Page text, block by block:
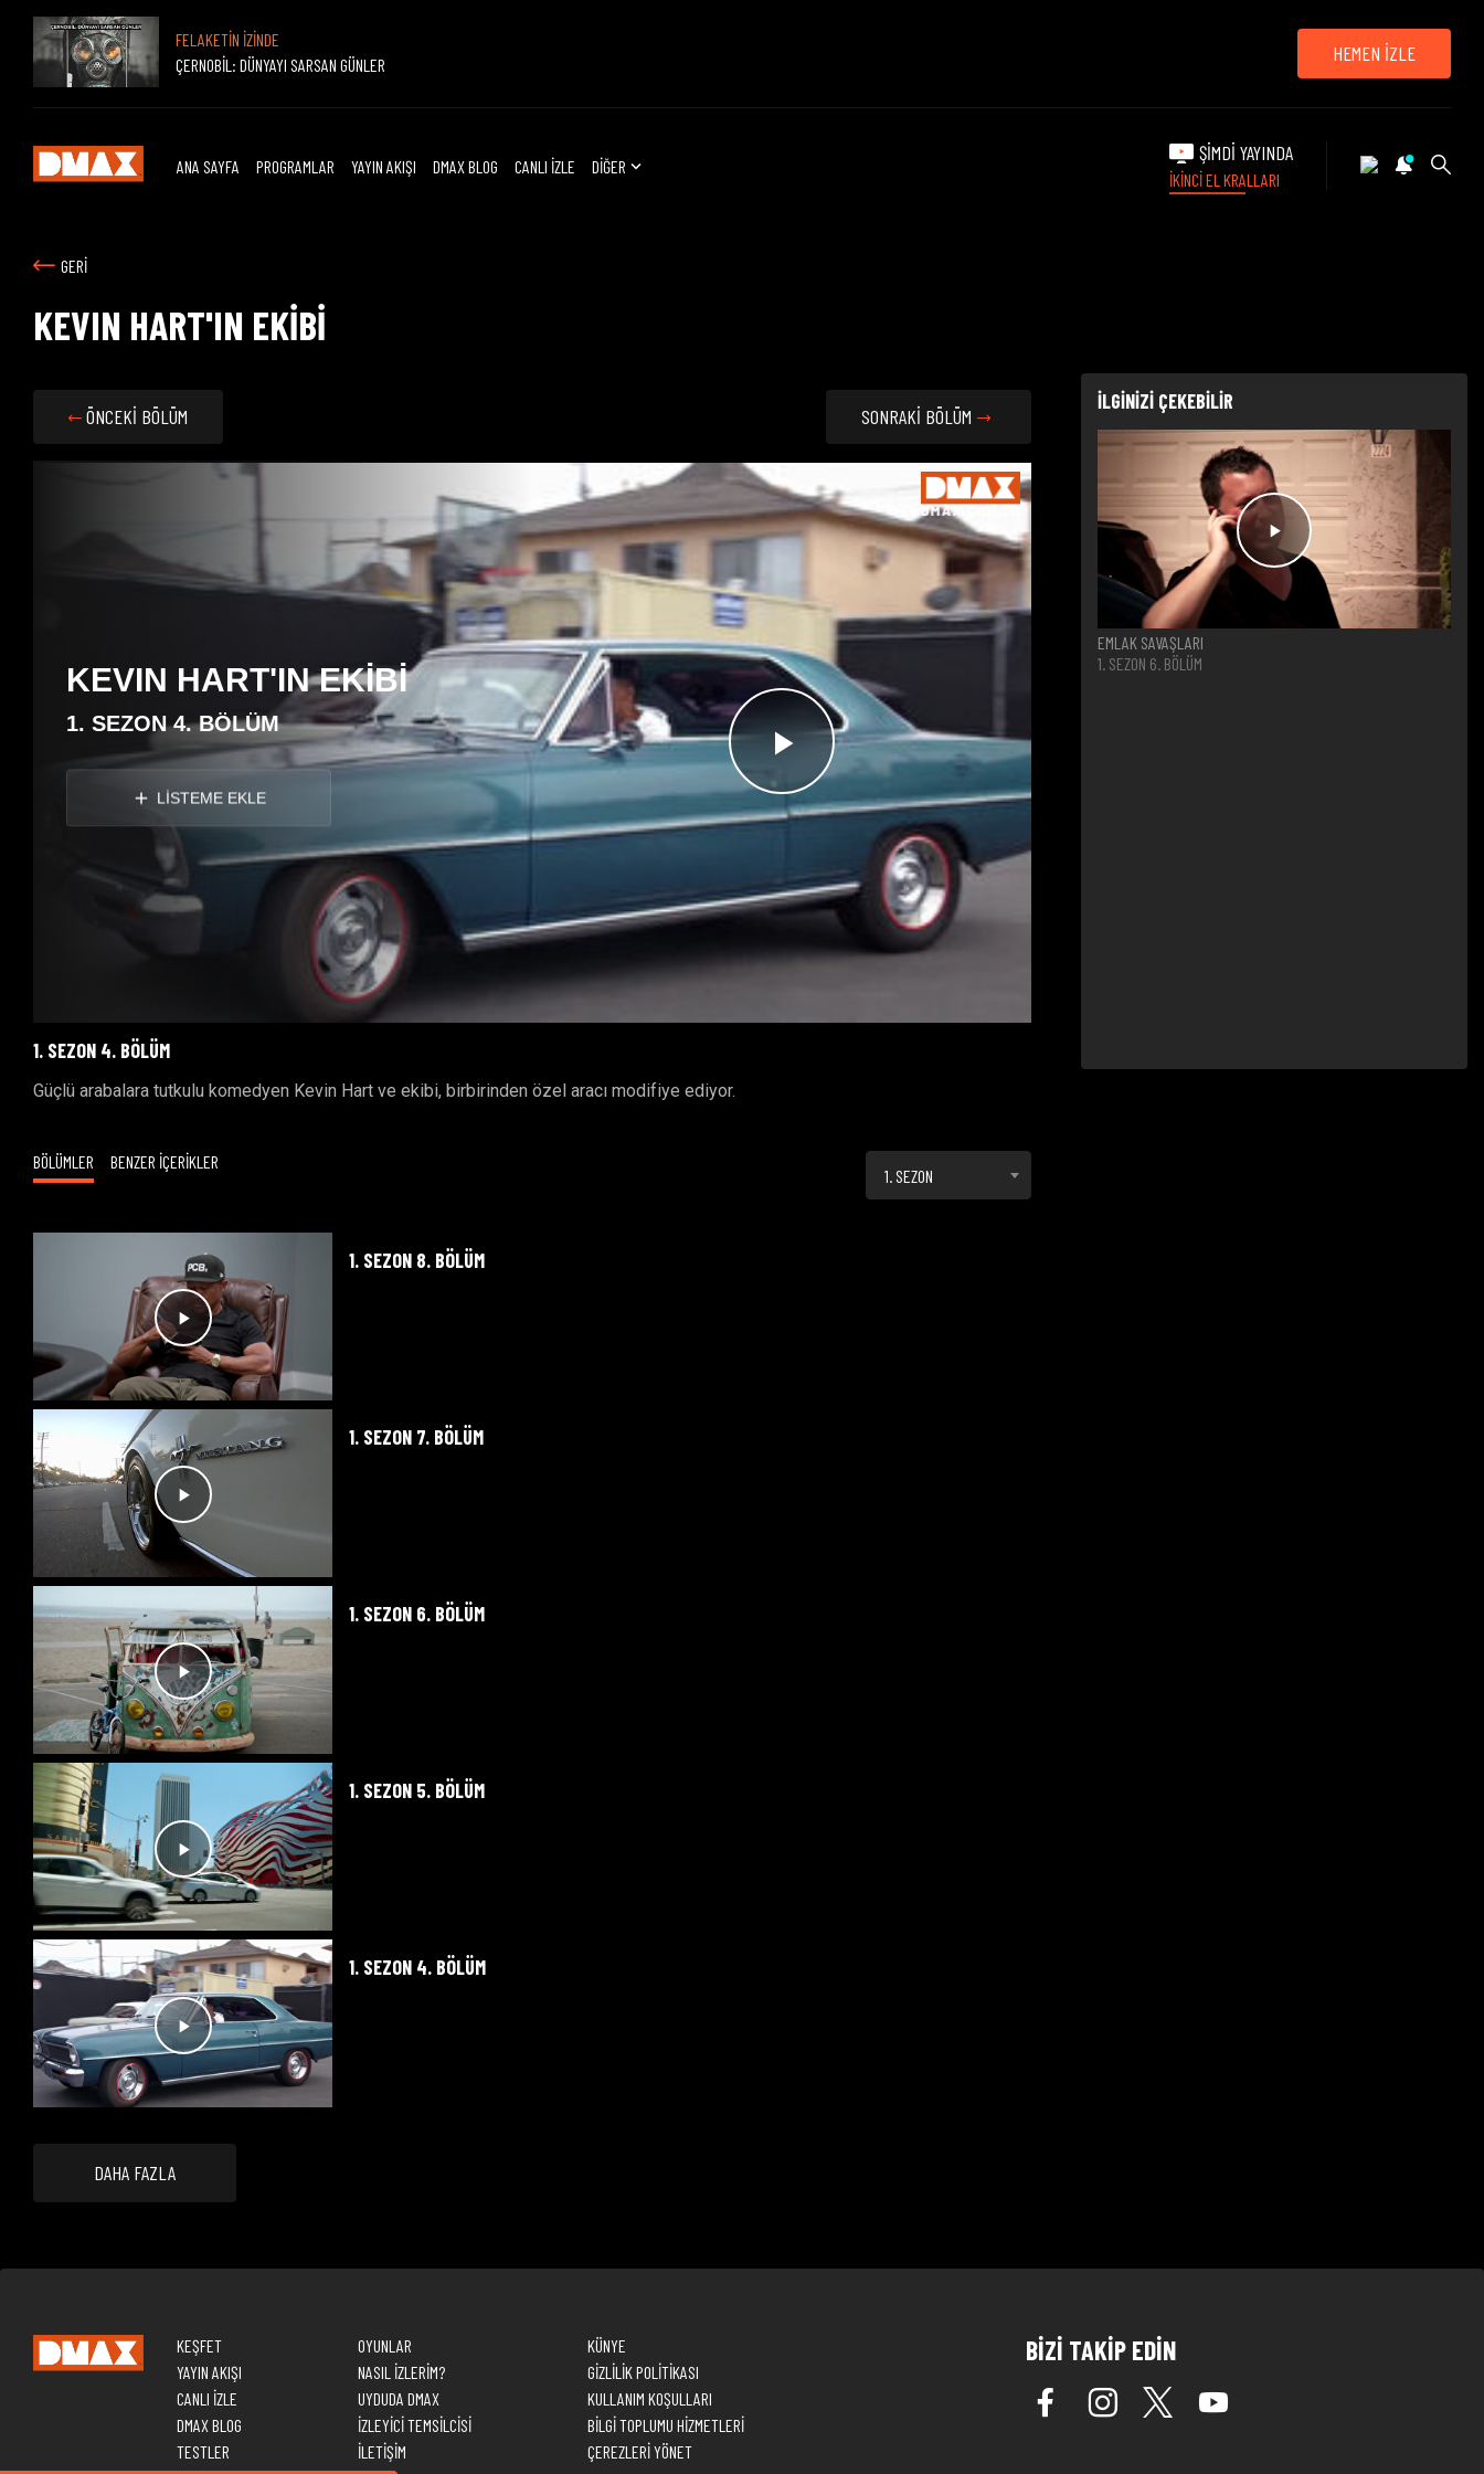
FELAKETİN İZİNDE
ÇERNOBİL: DÜNYAYI SARSAN GÜNLER
HEMEN İZLE
ANA SAYFA PROGRAMLAR YAYIN AKIŞI DMAX BLOG CANLI İZLE DİĞER
ŞİMDİ YAYINDA
İKİNCİ EL KRALLARI
GERİ
KEVIN HART'IN EKİBİ
ÖNCEKİ BÖLÜM SONRAKİ BÖLÜM
Videoyu
Oynat
KEVIN HART'IN EKİBİ
1. SEZON 4. BÖLÜM
LİSTEME EKLE
1. SEZON 4. BÖLÜM
Güçlü arabalara tutkulu komedyen Kevin Hart ve ekibi, birbirinden özel aracı modifiye ediyor.
BÖLÜMLER BENZER İÇERİKLER
1. SEZON
1. SEZON 8. BÖLÜM
1. SEZON 7. BÖLÜM
1. SEZON 6. BÖLÜM
1. SEZON 5. BÖLÜM
1. SEZON 4. BÖLÜM
DAHA FAZLA
İLGİNİZİ ÇEKEBİLİR
EMLAK SAVAŞLARI
1. SEZON 6. BÖLÜM
KEŞFET
YAYIN AKIŞI
CANLI İZLE
DMAX BLOG
TESTLER
OYUNLAR
NASIL İZLERİM?
UYDUDA DMAX
İZLEYİCİ TEMSİLCİSİ
İLETİŞİM
KÜNYE
GİZLİLİK POLİTİKASI
KULLANIM KOŞULLARI
BİLGİ TOPLUMU HİZMETLERİ
ÇEREZLERİ YÖNET
BİZİ TAKİP EDİN